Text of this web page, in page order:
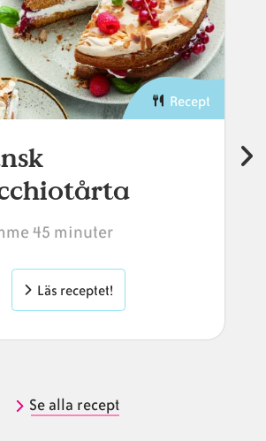
Recept
45 minuter
Läs receptet!
Se alla recept